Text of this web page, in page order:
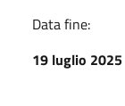
Data fine:
19 luglio 2025